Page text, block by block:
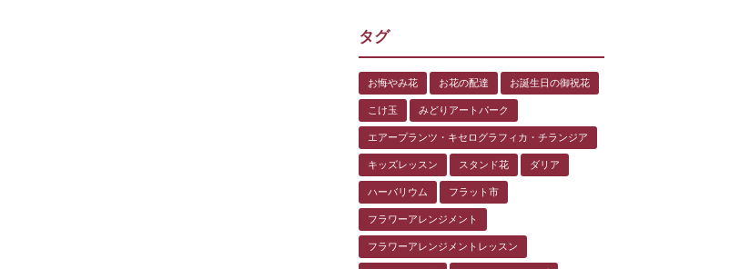
タグ
お悔やみ花 お花の配達 お誕生日の御祝花
こけ玉 みどりアートパーク
エアープランツ・キセログラフィカ・チランジア
キッズレッスン スタンド花 ダリア
ハーバリウム フラット市
フラワーアレンジメント
フラワーアレンジメントレッスン